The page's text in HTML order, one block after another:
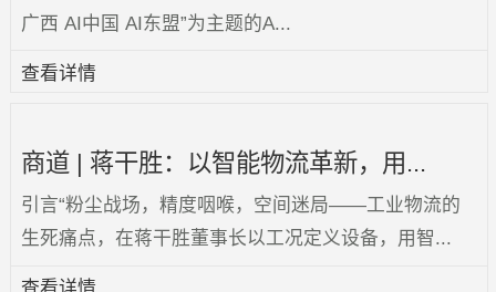
珠海创智科技亮相曼谷AI联赛，AGV...
人民网曼谷7月20日电（记者简承渊）7月19日，以“AI